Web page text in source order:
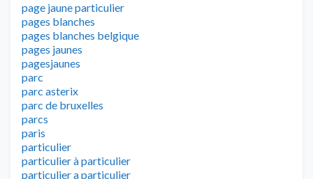
page jaune particulier
pages blanches
pages blanches belgique
pages jaunes
pagesjaunes
parc
parc asterix
parc de bruxelles
parcs
paris
particulier
particulier à particulier
particulier a particulier